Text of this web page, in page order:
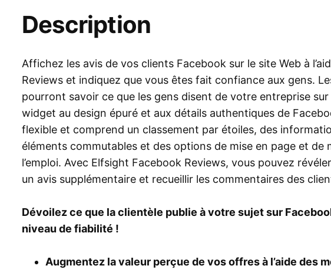
Description
Affichez les avis de vos clients Facebook sur le site Web à
Reviews et indiquez que vous êtes fait confiance aux gens.
pourront savoir ce que les gens disent de votre entreprise
widget au design épuré et aux détails authentiques de
flexible et comprend un classement par étoiles, des
éléments commutables et des options de mise en page et de
l’emploi. Avec Elfsight Facebook Reviews, vous pouvez
un avis supplémentaire et recueillir les commentaires des
Dévoilez ce que la clientèle publie à votre sujet sur
niveau de fiabilité !
Augmentez la valeur perçue de vos offres à l’aide des